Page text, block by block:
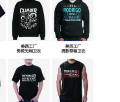
观点也颇有意思，他说经过此事
生演化，其中包括直接呼吁放松
竞争对手——在西方人的脑子里，
的地方。
所分享内容的概念，声称这